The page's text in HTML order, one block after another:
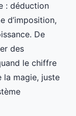
: déduction
d’imposition,
De
des
le chiffre
la magie, juste